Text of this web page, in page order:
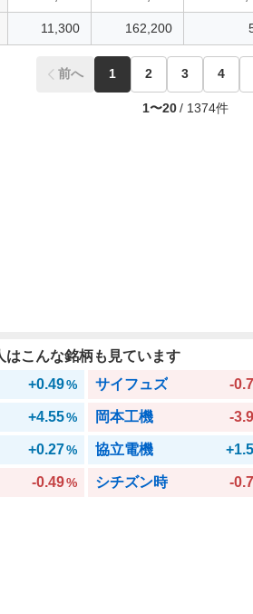
11,300 162,200
前へ 1 2 3 4
1〜20 / 1374件
はこんな銘柄も見ています
+0.49% サイフュズ -
+4.55% 岡本工機 -
+0.27% 協立電機
-0.49% シチズン時 -